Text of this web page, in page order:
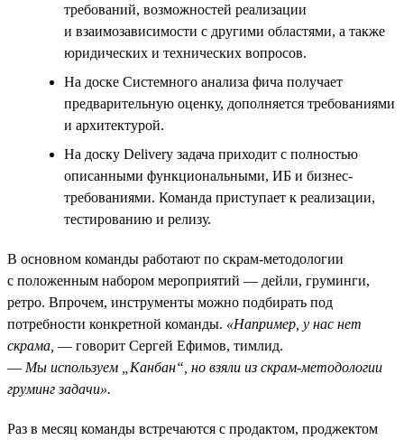
требований, возможностей реализации
и взаимозависимости с другими областями, а также
юридических и технических вопросов.
На доске Системного анализа фича получает
предварительную оценку, дополняется требованиями
и архитектурой.
На доску Delivery задача приходит с полностью
описанными функциональными, ИБ и бизнес-
требованиями. Команда приступает к реализации,
тестированию и релизу.
В основном команды работают по скрам-методологии
с положенным набором мероприятий — дейли, груминги,
ретро. Впрочем, инструменты можно подбирать под
потребности конкретной команды. «Например, у нас нет
скрама, — говорит Сергей Ефимов, тимлид.
— Мы используем „Канбан“, но взяли из скрам-методологии
груминг задачи».
Раз в месяц команды встречаются с продактом, проджектом